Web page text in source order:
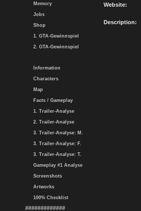
Memory
Jobs
Shop
1. GTA-Gewinnspiel
2. GTA-Gewinnspiel
Information
Characters
Map
Facts / Gameplay
1. Trailer-Analyse
2. Trailer-Analyse
3. Trailer-Analyse: M.
3. Trailer-Analyse: F.
3. Trailer-Analyse: T.
Gameplay #1 Analyse
Screenshots
Artworks
100% Checklist
#############
Website:
Description: